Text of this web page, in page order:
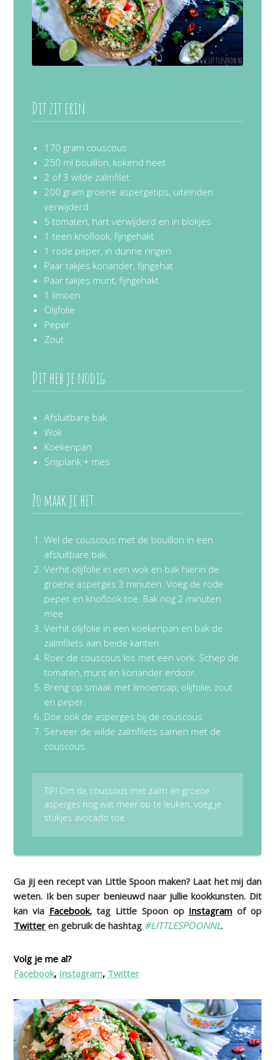
Dit zit erin:
170 gram couscous
250 ml bouillon, kokend heet
2 of 3 wilde zalmfilet
200 gram groene aspergetips, uiteinden
verwijderd
5 tomaten, hart verwijderd en in blokjes
1 teen knoflook, fijngehakt
1 rode peper, in dunne ringen
Paar takjes koriander, fijngehat
Paar takjes munt, fijngehakt
1 limoen
Olijfolie
Peper
Zout
Dit heb je nodig:
Afsluitbare bak
Wok
Koekenpan
Snijplank + mes
Zo maak je het:
Wel de couscous met de bouillon in een
afsluitbare bak.
Verhit olijfolie in een wok en bak hierin de
groene asperges 3 minuten. Voeg de rode
peper en knoflook toe. Bak nog 2 minuten
mee.
Verhit olijfolie in een koekenpan en bak de
zalmfilets aan beide kanten.
Roer de couscous los met een vork. Schep de
tomaten, munt en koriander erdoor.
Breng op smaak met limoensap, olijfolie, zout
en peper.
Doe ook de asperges bij de couscous
Serveer de wilde zalmfilets samen met de
couscous.
TIP! Om de couscous met zalm en groene
asperges nog wat meer op te leuken, voeg je
stukjes avocado toe.
Ga jij een recept van Little Spoon maken? Laat het mij dan
weten. Ik ben super benieuwd naar jullie kookkunsten. Dit
kan via Facebook, tag Little Spoon op Instagram of op
Twitter en gebruik de hashtag #LITTLESPOONNL.
Volg je me al?
Facebook, Instagram, Twitter